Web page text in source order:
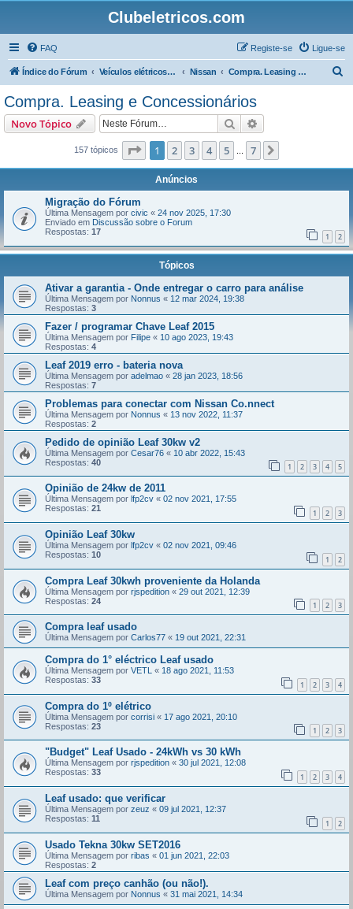
Clubeletricos.com
FAQ Ligue-se
Registe-se
Índice do Fórum Veículos elétricos e híbridos plug-in Nissan Compra. Leasing e Concessionários
Compra. Leasing e Concessionários
Novo Tópico Pesquisar
157 tópicos Página de
1 2 3 4 5 7
Anúncios
Migração do Fórum
Última Mensagem por civic « 24 nov 2025, 17:30
Enviado em Discussão sobre o Forum
Respostas: 17 1 2
Tópicos
Ativar a garantia - Onde entregar o carro para análise
Última Mensagem por Nonnus « 12 mar 2024, 19:38
Respostas: 3
Fazer / programar Chave Leaf 2015
Última Mensagem por Filipe « 10 ago 2023, 19:43
Respostas: 4
Leaf 2019 erro - bateria nova
Última Mensagem por adelmao « 28 jan 2023, 18:56
Respostas: 7
Problemas para conectar com Nissan Co.nnect
Última Mensagem por Nonnus « 13 nov 2022, 11:37
Respostas: 2
Pedido de opinião Leaf 30kw v2
Última Mensagem por Cesar76 « 10 abr 2022, 15:43
Respostas: 40 1 2 3 4 5
Opinião de 24kw de 2011
Última Mensagem por lfp2cv « 02 nov 2021, 17:55
Respostas: 21 1 2 3
Opinião Leaf 30kw
Última Mensagem por lfp2cv « 02 nov 2021, 09:46
Respostas: 10 1 2
Compra Leaf 30kwh proveniente da Holanda
Última Mensagem por rjspedition « 29 out 2021, 12:39
Respostas: 24 1 2 3
Compra leaf usado
Última Mensagem por Carlos77 « 19 out 2021, 22:31
Compra do 1° eléctrico Leaf usado
Última Mensagem por VETL « 18 ago 2021, 11:53
Respostas: 33 1 2 3 4
Compra do 1º elétrico
Última Mensagem por corrisi « 17 ago 2021, 20:10
Respostas: 23 1 2 3
"Budget" Leaf Usado - 24kWh vs 30 kWh
Última Mensagem por rjspedition « 30 jul 2021, 12:08
Respostas: 33 1 2 3 4
Leaf usado: que verificar
Última Mensagem por zeuz « 09 jul 2021, 12:37
Respostas: 11 1 2
Usado Tekna 30kw SET2016
Última Mensagem por ribas « 01 jun 2021, 22:03
Respostas: 2
Leaf com preço canhão (ou não!).
Última Mensagem por Nonnus « 31 mai 2021, 14:34